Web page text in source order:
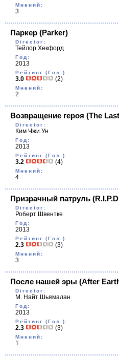
Мнений:
3
Паркер (Parker)
Director:
Тейлор Хекфорд
Год:
2013
Рейтинг (Гол.):
3.0 (2)
Мнений:
2
Возвращение героя (The
Director:
Ким Чжи Ун
Год:
2013
Рейтинг (Гол.):
3.2 (4)
Мнений:
4
Призрачный патруль
Director:
Роберт Швентке
Год:
2013
Рейтинг (Гол.):
2.3 (3)
Мнений:
3
После нашей эры (After
Director:
М. Найт Шьямалан
Год:
2013
Рейтинг (Гол.):
2.3 (3)
Мнений:
1